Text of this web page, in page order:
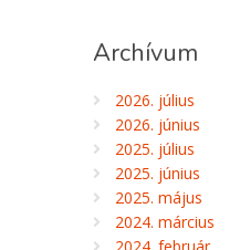
Archívum
2026. július
2026. június
2025. július
2025. június
2025. május
2024. március